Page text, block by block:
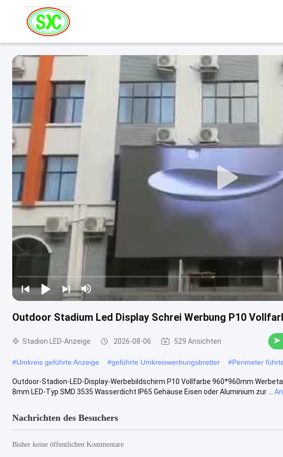
Outdoor Stadium Led Display Schrei Werbung P10
Stadion LED-Anzeige 2026-08-06 529 Ansichten
#Umkreis geführte Anzeige #geführte Umkreiswerbungsbretter #Perimeter
Outdoor-Stadion-LED-Display-Werbebildschirm P10 Vollfarbe 960*960mm
8mm LED-Typ SMD 3535 Wasserdicht IP65 Gehäuse Eisen oder Aluminium zur ...
Nachrichten des Besuchers
Bisher keine öffentlichen Kommentare